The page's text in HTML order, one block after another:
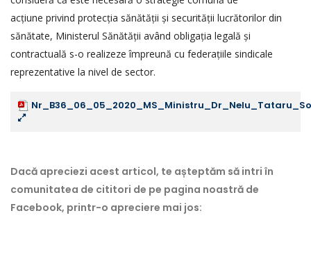
acțiune privind protecția sănătății și securității lucrătorilor din
sănătate, Ministerul Sănătății având obligația legală și
contractuală s-o realizeze împreună cu federațiile sindicale
reprezentative la nivel de sector.
Dacă apreciezi acest articol, te așteptăm să intri în
comunitatea de cititori de pe pagina noastră de
Facebook, printr-o apreciere mai jos: